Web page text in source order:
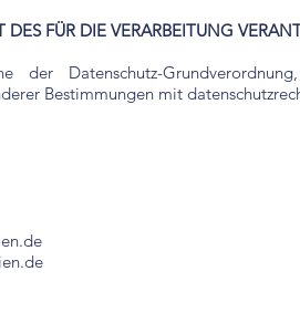
FÜR DIE VERARBEITUNG
der Datenschutz-
Bestimmungen mit